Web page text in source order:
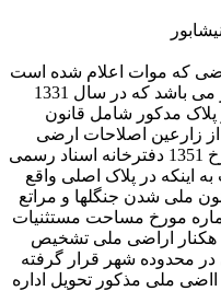
به استحضار می رساند -1: اراضی که موات اعلام شده است
قسمتی از پلاک اصلی بخش 5 نیشابور می باشد که در سال 1331
مدکور شامل قانون
زارعین اصلاحات ارضی
بوده که دارای سند قطعی شماره مورخ 1351 دفترخانه اسناد رسمی
می باشد. -2با عنایت به اینکه در پلاک اصلی واقع
قانون ملی شدن جنگلها و مراتع
مورخ مساحت مستثنیات
اراضی ملی تشخیص
در محدوده شهر قرار گرفته
شهری ااضی ملی مذکور تحویل اداره